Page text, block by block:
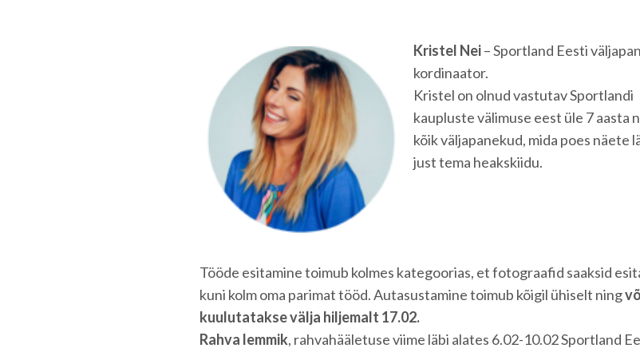
Kristel Nei–Sportland Eesti
kordinaator.
Kristel on olnud vastutav Sportlandi
kaupluste välimuse eest üle 7 aasta
kõik väljapanekud, mida poes näete
just tema heakskiidu.
Tööde esitamine toimub kolmes kategoorias, et fotograafid saaksid
kuni kolm oma parimat tööd. Autasustamine toimub kõigil ühiselt ning
kuulutatakse välja hiljemalt 17.02.
Rahva lemmik, rahvahääletuse viime läbi alates 6.02-10.02 Sportland